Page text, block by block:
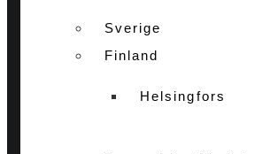
Sverige
Finland
Helsingfors